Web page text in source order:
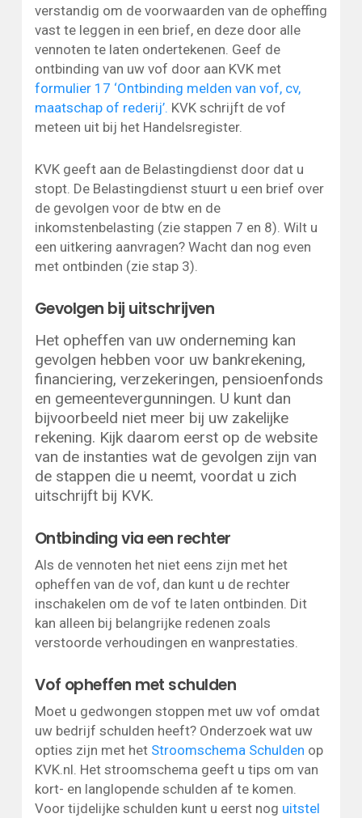
verstandig om de voorwaarden van de opheffing
vast te leggen in een brief, en deze door alle
vennoten te laten ondertekenen. Geef de
ontbinding van uw vof door aan KVK met
formulier 17 ‘Ontbinding melden van vof, cv,
maatschap of rederij’. KVK schrijft de vof
meteen uit bij het Handelsregister.
KVK geeft aan de Belastingdienst door dat u
stopt. De Belastingdienst stuurt u een brief over
de gevolgen voor de btw en de
inkomstenbelasting (zie stappen 7 en 8). Wilt u
een uitkering aanvragen? Wacht dan nog even
met ontbinden (zie stap 3).
Gevolgen bij uitschrijven
Het opheffen van uw onderneming kan
gevolgen hebben voor uw bankrekening,
financiering, verzekeringen, pensioenfonds
en gemeentevergunningen. U kunt dan
bijvoorbeeld niet meer bij uw zakelijke
rekening. Kijk daarom eerst op de website
van de instanties wat de gevolgen zijn van
de stappen die u neemt, voordat u zich
uitschrijft bij KVK.
Ontbinding via een rechter
Als de vennoten het niet eens zijn met het
opheffen van de vof, dan kunt u de rechter
inschakelen om de vof te laten ontbinden. Dit
kan alleen bij belangrijke redenen zoals
verstoorde verhoudingen en wanprestaties.
Vof opheffen met schulden
Moet u gedwongen stoppen met uw vof omdat
uw bedrijf schulden heeft? Onderzoek wat uw
opties zijn met het Stroomschema Schulden op
KVK.nl. Het stroomschema geeft u tips om van
kort- en langlopende schulden af te komen.
Voor tijdelijke schulden kunt u eerst nog uitstel